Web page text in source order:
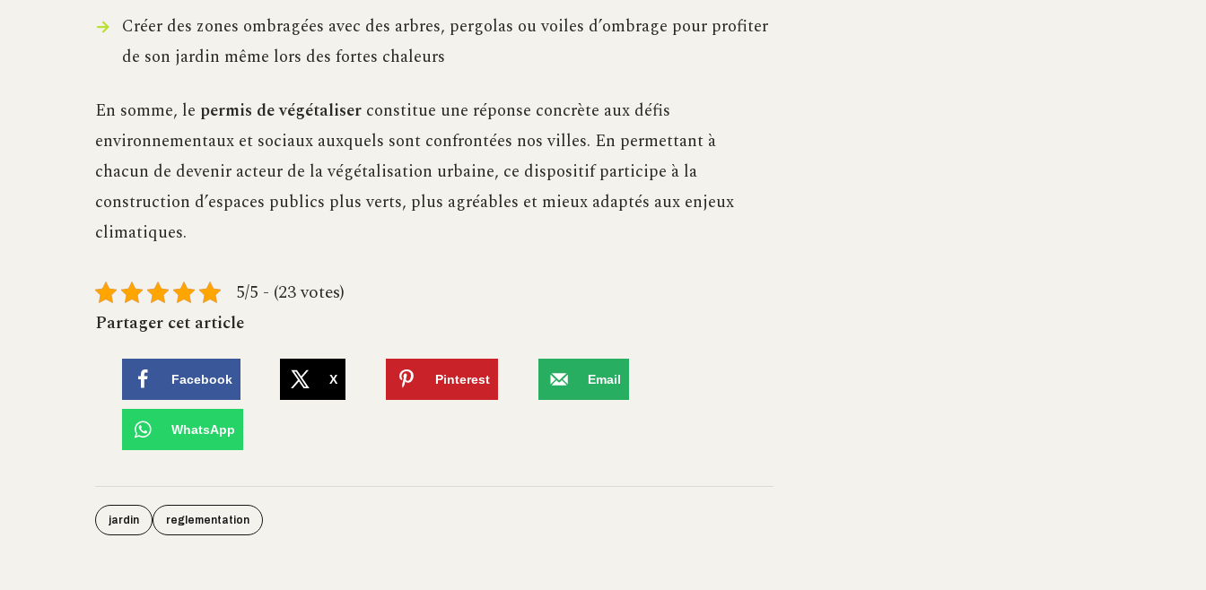
Créer des zones ombragées avec des arbres, pergolas ou voiles d’ombrage pour profiter
de son jardin même lors des fortes chaleurs
En somme, le permis de végétaliser constitue une réponse concrète aux défis
environnementaux et sociaux auxquels sont confrontées nos villes. En permettant à
chacun de devenir acteur de la végétalisation urbaine, ce dispositif participe à la
construction d’espaces publics plus verts, plus agréables et mieux adaptés aux enjeux
climatiques.
5/5 - (23 votes)
Partager cet article
Facebook X Pinterest Email
WhatsApp
jardin reglementation